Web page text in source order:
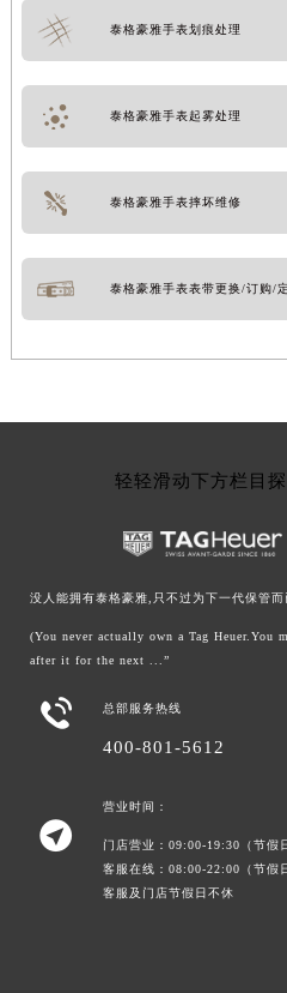
泰格豪雅手表划痕处理
泰格豪雅手表起雾处理
泰格豪雅手表摔坏维修
泰格豪雅手表表带更换/订购/
轻轻滑动下方栏目
没人能拥有泰格豪雅,只不过为下一代保管而
(You never actually own a Tag Heuer.You
after it for the next ...”
 总部服务热线
400-801-5612

营业时间：
门店营业：09:00-19:30（节假
客服在线：08:00-22:00（节假
客服及门店节假日不休